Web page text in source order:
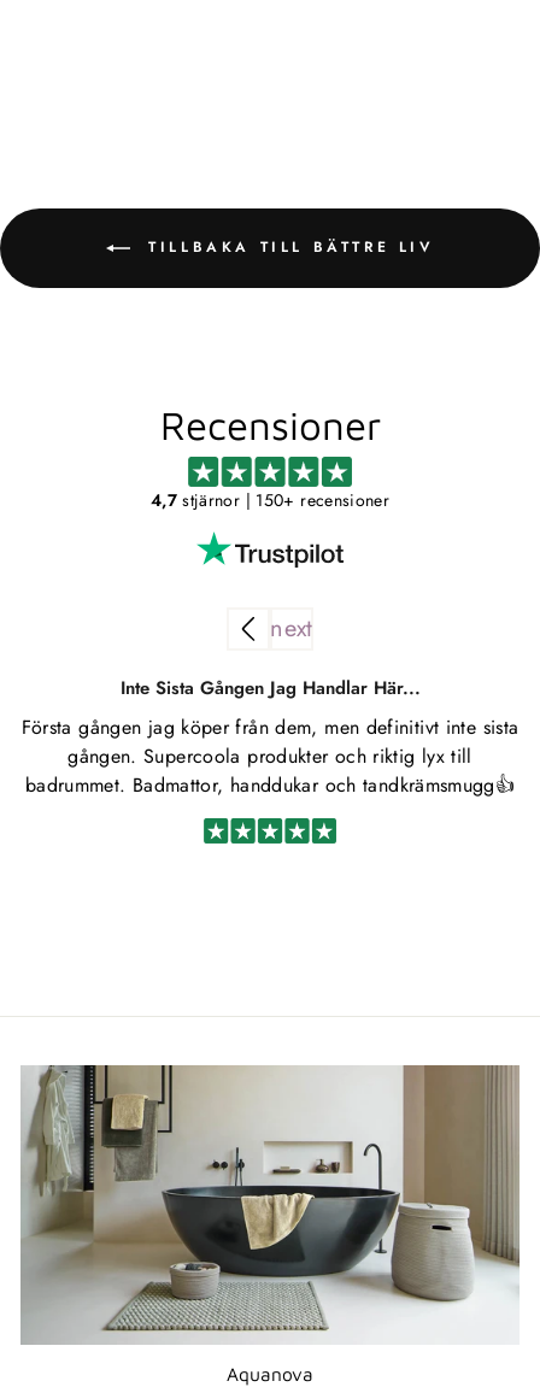
TILLBAKA TILL BÄTTRE LIV
Recensioner
4,7stjärnor | 150+ recensioner
Inte Sista Gången Jag Handlar Här...
Första gången jag köper från dem, men definitivt inte sista
gången. Supercoola produkter och riktig lyx till
badrummet. Badmattor, handdukar och tandkrämsmugg👍
Aquanova